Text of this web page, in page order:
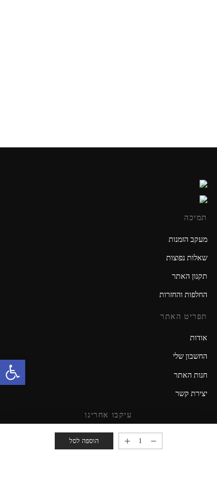
פתח סרגל נגישות
הוספה לסל
תמיכה
מעקב הזמנות
שאלות נפוצות
תקנון האתר
החלפות והחזרות
תפריט האתר
אודות
החשבון שלי
חנות האתר
יצירת קשר
עיקבו אחרינו
מזמינים אתכם להישאר מעודכנים!